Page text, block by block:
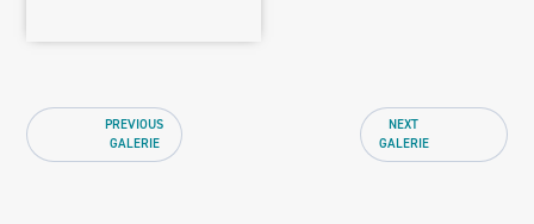
NEXT
GALERIE
PREVIOUS
GALERIE